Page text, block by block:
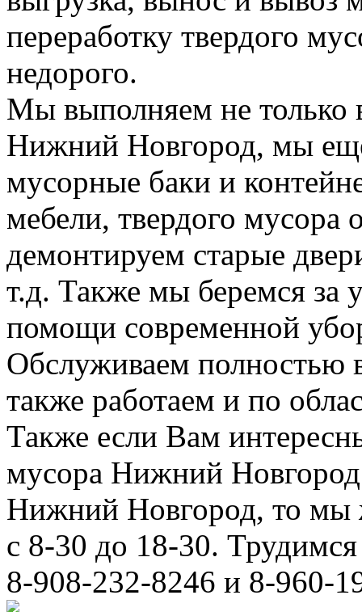
переработку твердого
недорого.
Мы выполняем не только
Нижний Новгород, мы
мусорные баки и
мебели, твердого мусора
демонтируем старые
т.д. Также мы беремся за
помощи современной
Обслуживаем полностью
также работаем и по
Также если Вам
мусора Нижний
Нижний Новгород, то мы
с 8-30 до 18-30.
8-908-232-8246 и 8-960-